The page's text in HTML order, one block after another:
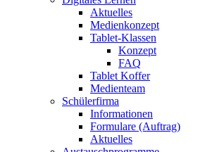
Aktuelles
Medienkonzept
Tablet-Klassen
Konzept
FAQ
Tablet Koffer
Medienteam
Schülerfirma
Informationen
Formulare (Auftrag)
Aktuelles